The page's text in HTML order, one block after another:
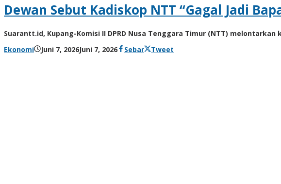
Dewan Sebut Kadiskop NTT “Gagal Jadi
Suarantt.id, Kupang-Komisi II DPRD Nusa Tenggara Timur (NTT)
Ekonomi
Juni 7, 2026Juni 7, 2026olehSebar Tweet